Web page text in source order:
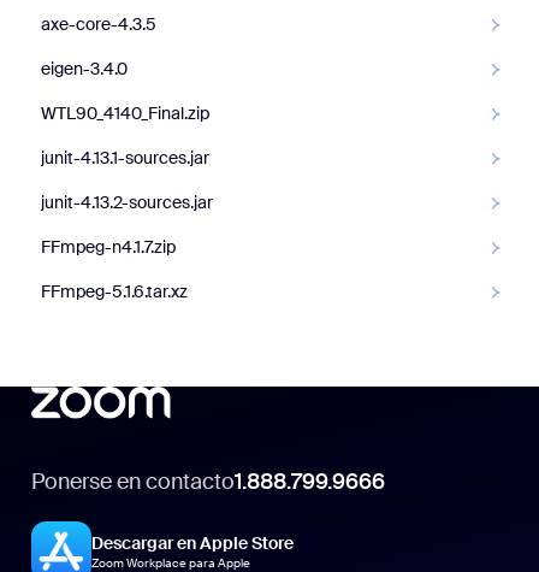
axe-core-4.3.5
eigen-3.4.0
WTL90_4140_Final.zip
junit-4.13.1-sources.jar
junit-4.13.2-sources.jar
FFmpeg-n4.1.7.zip
FFmpeg-5.1.6.tar.xz
Ponerse en contacto1.888.799.9666
Descargar en Apple Store
Zoom Workplace para Apple